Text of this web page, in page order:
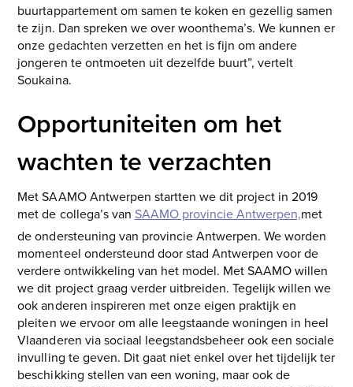
buurtappartement om samen te koken en gezellig samen
te zijn. Dan spreken we over woonthema’s. We kunnen er
onze gedachten verzetten en het is fijn om andere
jongeren te ontmoeten uit dezelfde buurt”, vertelt
Soukaina.
Opportuniteiten om het
wachten te verzachten
Met SAAMO Antwerpen startten we dit project in 2019
met de collega’s van SAAMO provincie Antwerpen,met
de ondersteuning van provincie Antwerpen. We worden
momenteel ondersteund door stad Antwerpen voor de
verdere ontwikkeling van het model. Met SAAMO willen
we dit project graag verder uitbreiden. Tegelijk willen we
ook anderen inspireren met onze eigen praktijk en
pleiten we ervoor om alle leegstaande woningen in heel
Vlaanderen via sociaal leegstandsbeheer ook een sociale
invulling te geven. Dit gaat niet enkel over het tijdelijk ter
beschikking stellen van een woning, maar ook de